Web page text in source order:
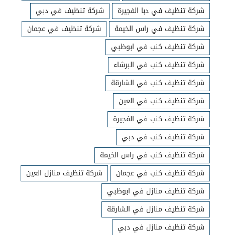
شركة تنظيف في دبا الفجيرة
شركة تنظيف في دبي
شركة تنظيف في راس الخيمة
شركة تنظيف في عجمان
شركة تنظيف كنب في ابوظبي
شركة تنظيف كنب في البرشاء
شركة تنظيف كنب في الشارقة
شركة تنظيف كنب في العين
شركة تنظيف كنب في الفجيرة
شركة تنظيف كنب في دبي
شركة تنظيف كنب في راس الخيمة
شركة تنظيف كنب في عجمان
شركة تنظيف منازل العين
شركة تنظيف منازل في ابوظبي
شركة تنظيف منازل في الشارقة
شركة تنظيف منازل في دبي